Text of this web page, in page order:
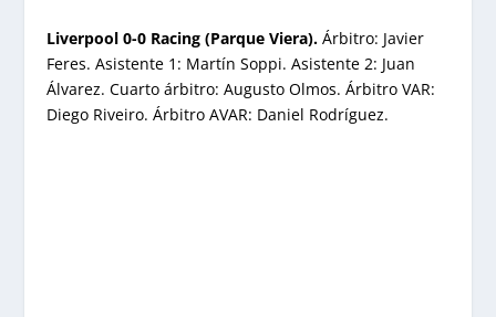
Liverpool 0-0 Racing (Parque Viera). Árbitro: Javier
Feres. Asistente 1: Martín Soppi. Asistente 2: Juan
Álvarez. Cuarto árbitro: Augusto Olmos. Árbitro VAR:
Diego Riveiro. Árbitro AVAR: Daniel Rodríguez.